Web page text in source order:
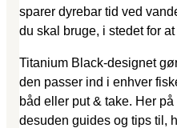
sparer dyrebar tid ved
du skal bruge, i stedet for
Titanium Black-designet
den passer ind i enhver
båd eller put & take. Her
desuden guides og tips til,